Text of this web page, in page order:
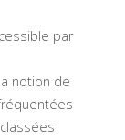
par
notion de